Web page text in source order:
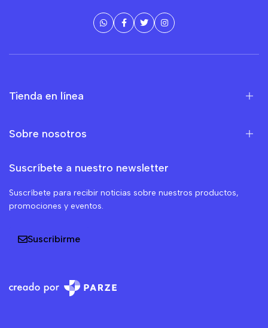
Tienda en línea
Sobre nosotros
Suscríbete a nuestro newsletter
Suscríbete para recibir noticias sobre nuestros productos,
promociones y eventos.
Suscribirme